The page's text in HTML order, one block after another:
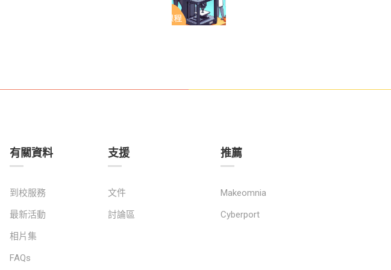
有關資料
到校服務
最新活動
相片集
FAQs
支援
文件
討論區
推薦
Makeomnia
Cyberport